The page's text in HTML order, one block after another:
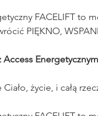
FACELIFT to
PIĘKNO,
Access
życie, i całą